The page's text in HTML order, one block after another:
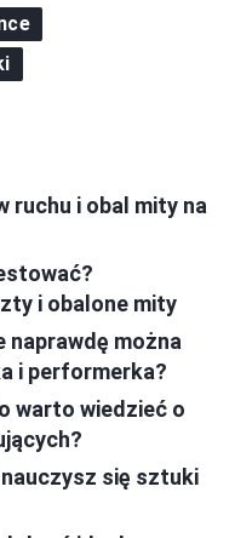
ruchu i obal mity na
i obalone mity
naprawdę można
i performerka?
warto wiedzieć o
się sztuki